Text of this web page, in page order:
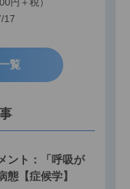
17
覧
ント：「呼吸が
態【症候学】